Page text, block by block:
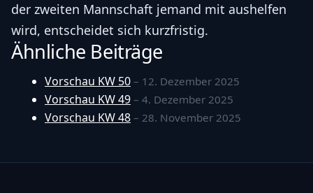
der zweiten Mannschaft jemand mit aushelfen
wird, entscheidet sich kurzfristig.
Ähnliche Beiträge
Vorschau KW 50 – 12. Dezember 2025
Vorschau KW 49 – 4. Dezember 2025
Vorschau KW 48 – 28. November 2025